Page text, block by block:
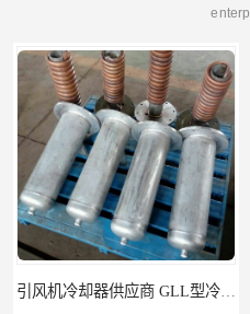
引风机冷却器供应商 GLL型冷却器支持定制